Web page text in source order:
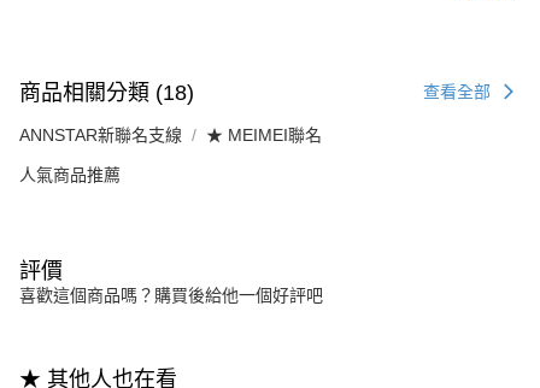
商品相關分類 (18) 查看全部
ANNSTAR新聯名支線 ★ MEIMEI聯名
人氣商品推薦
評價
喜歡這個商品嗎？購買後給他一個好評吧
★ 其他人也在看